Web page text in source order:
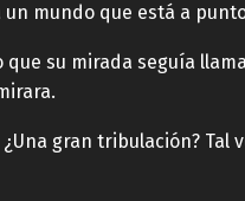
mundo que está a
su mirada seguía
gran tribulación? Tal